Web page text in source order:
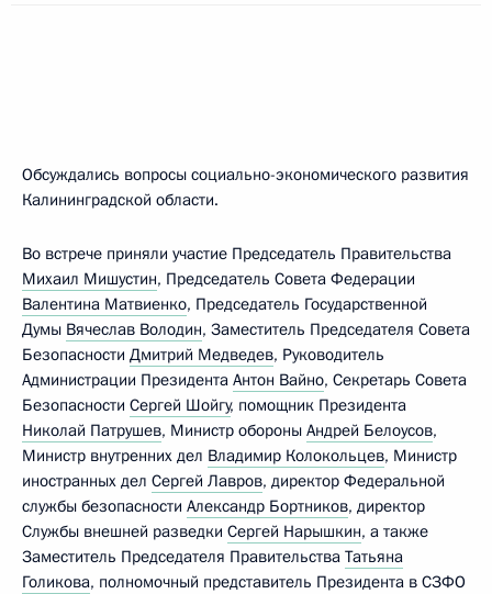
Обсуждались вопросы социально-экономического развития
Калининградской области.
Во встрече приняли участие Председатель Правительства
Михаил Мишустин, Председатель Совета Федерации
Валентина Матвиенко, Председатель Государственной
Думы Вячеслав Володин, Заместитель Председателя Совета
Безопасности Дмитрий Медведев, Руководитель
Администрации Президента Антон Вайно, Секретарь Совета
Безопасности Сергей Шойгу, помощник Президента
Николай Патрушев, Министр обороны Андрей Белоусов,
Министр внутренних дел Владимир Колокольцев, Министр
иностранных дел Сергей Лавров, директор Федеральной
службы безопасности Александр Бортников, директор
Службы внешней разведки Сергей Нарышкин, а также
Заместитель Председателя Правительства Татьяна
Голикова, полномочный представитель Президента в СЗФО